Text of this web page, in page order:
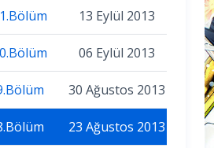
13 Eylül 2013
06 Eylül 2013
30 Ağustos 2013
23 Ağustos 2013